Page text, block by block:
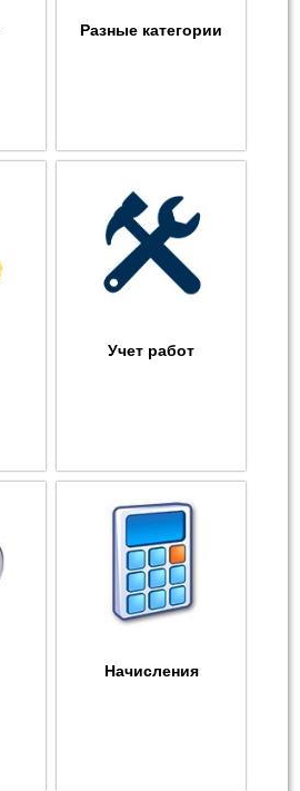
Разные категории
Учет работ
Начисления